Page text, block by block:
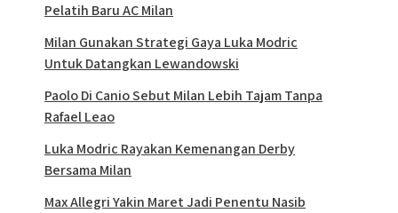
Pelatih Baru AC Milan
Milan Gunakan Strategi Gaya Luka Modric
Untuk Datangkan Lewandowski
Paolo Di Canio Sebut Milan Lebih Tajam Tanpa
Rafael Leao
Luka Modric Rayakan Kemenangan Derby
Bersama Milan
Max Allegri Yakin Maret Jadi Penentu Nasib